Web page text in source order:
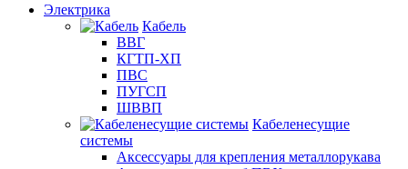
Электрика
Кабель
ВВГ
КГТП-ХП
ПВС
ПУГСП
ШВВП
Кабеленесущие
системы
Аксессуары для крепления металлорукава